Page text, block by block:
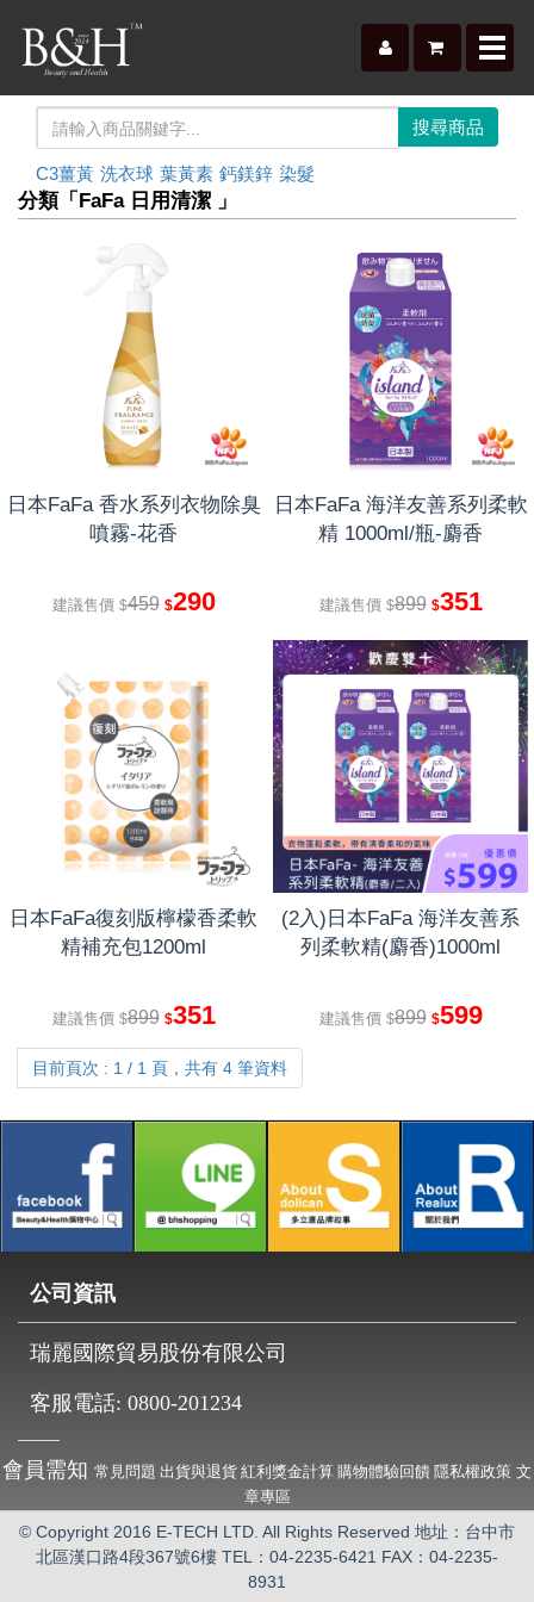
C3薑黃 洗衣球 葉黃素 鈣鎂鋅 染髮
分類「FaFa 日用清潔 」
日本FaFa 香水系列衣物除臭
噴霧-花香
建議售價 $459 $290
日本FaFa 海洋友善系列柔軟
精 1000ml/瓶-麝香
建議售價 $899 $351
日本FaFa復刻版檸檬香柔軟
精補充包1200ml
建議售價 $899 $351
(2入)日本FaFa 海洋友善系
列柔軟精(麝香)1000ml
建議售價 $899 $599
目前頁次 : 1 / 1 頁，共有 4 筆資料
公司資訊
瑞麗國際貿易股份有限公司
客服電話: 0800-201234
會員需知 常見問題 出貨與退貨 紅利獎金計算 購物體驗回饋 隱私權政策 文
章專區
© Copyright 2016 E-TECH LTD. All Rights Reserved 地址：台中市
北區漢口路4段367號6樓 TEL：04-2235-6421 FAX：04-2235-
8931